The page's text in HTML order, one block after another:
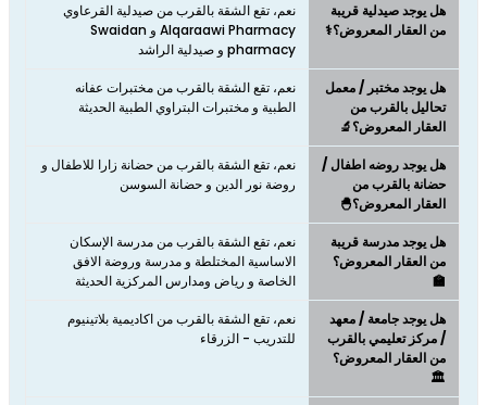
هل يوجد صيدلية قريبة
من العقار المعروض؟⚕️
نعم، تقع الشقة بالقرب من صيدلية القرعاوي
Alqaraawi Pharmacy و Swaidan
pharmacy و صيدلية الراشد
هل يوجد مختبر / معمل
تحاليل بالقرب من
العقار المعروض؟🔬
نعم، تقع الشقة بالقرب من مختبرات عفانه
الطبية و مختبرات البتراوي الطبية الحديثة
هل يوجد روضه اطفال /
حضانة بالقرب من
العقار المعروض؟🐣
نعم، تقع الشقة بالقرب من حضانة زارا للاطفال و
روضة نور الدين و حضانة السوسن
هل يوجد مدرسة قريبة
من العقار المعروض؟
🏫
نعم، تقع الشقة بالقرب من مدرسة الإسكان
الاساسية المختلطة و مدرسة وروضة الافق
الخاصة و رياض ومدارس المركزية الحديثة
هل يوجد جامعة / معهد
/ مركز تعليمي بالقرب
من العقار المعروض؟
🏛️
نعم، تقع الشقة بالقرب من اكاديمية بلاتينيوم
للتدريب - الزرقاء